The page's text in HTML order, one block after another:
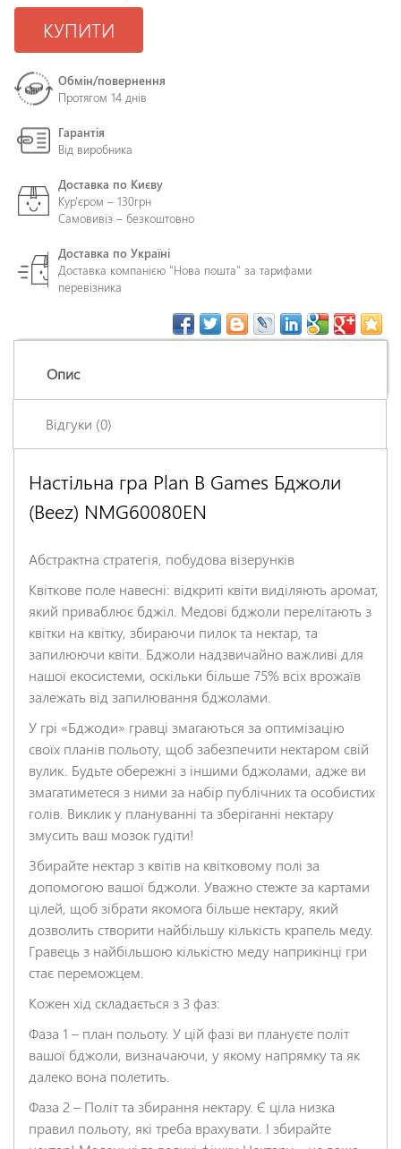
КУПИТИ
Обмін/повернення
Протягом 14 днів
Гарантія
Від виробника
Доставка по Києву
Кур'єром – 130грн
Самовивіз – безкоштовно
Доставка по Україні
Доставка компанією "Нова пошта" за тарифами
перевізника
Опис
Відгуки (0)
Настільна гра Plan B Games Бджоли
(Beez) NMG60080EN
Абстрактна стратегія, побудова візерунків
Квіткове поле навесні: відкриті квіти виділяють аромат,
який приваблює бджіл. Медові бджоли перелітають з
квітки на квітку, збираючи пилок та нектар, та
запилюючи квіти. Бджоли надзвичайно важливі для
нашої екосистеми, оскільки більше 75% всіх врожаїв
залежать від запилювання бджолами.
У грі «Бджоди» гравці змагаються за оптимізацію
своїх планів польоту, щоб забезпечити нектаром свій
вулик. Будьте обережні з іншими бджолами, адже ви
змагатиметеся з ними за набір публічних та особистих
голів. Виклик у плануванні та зберіганні нектару
змусить ваш мозок гудіти!
Збирайте нектар з квітів на квітковому полі за
допомогою вашої бджоли. Уважно стежте за картами
цілей, щоб зібрати якомога більше нектару, який
дозволить створити найбільшу кількість крапель меду.
Гравець з найбільшою кількістю меду наприкінці гри
стає переможцем.
Кожен хід складається з 3 фаз:
Фаза 1 – план польоту. У цій фазі ви плануєте політ
вашої бджоли, визначаючи, у якому напрямку та як
далеко вона полетить.
Фаза 2 – Політ та збирання нектару. Є ціла низка
правил польоту, які треба врахувати. І збирайте
Залишіть відгук про цей товар першими
*
Ім'я
*
Відгук
НАДІСЛАТИ ВІДГУК